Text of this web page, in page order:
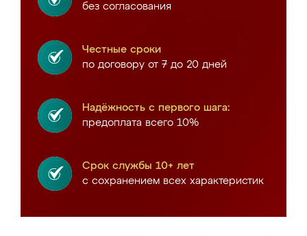
без согласования
Честные сроки
по договору от 7 до 20 дней
Надёжность с первого шага:
предоплата всего 10%
Срок службы 10+ лет
с сохранением всех характеристик